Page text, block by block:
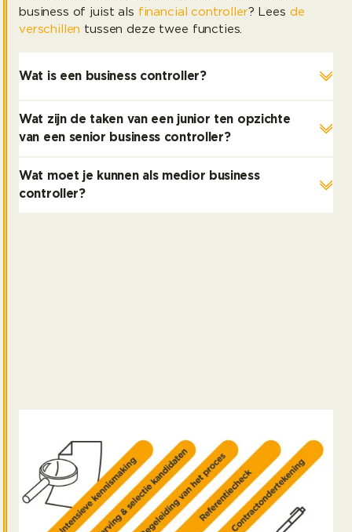
business of juist als financial controller? Lees de
verschillen tussen deze twee functies.
Wat is een business controller?
Wat zijn de taken van een junior ten opzichte
van een senior business controller?
Wat moet je kunnen als medior business
controller?
Finance & BI
Bij Kasparov Finance & BI bemiddelen we tussen
bedrijven en financieel talent. Dit doen we voor
bedrijven in vrijwel elke profitsector en voor zowel
bekende internationale bedrijven als voor kleinere